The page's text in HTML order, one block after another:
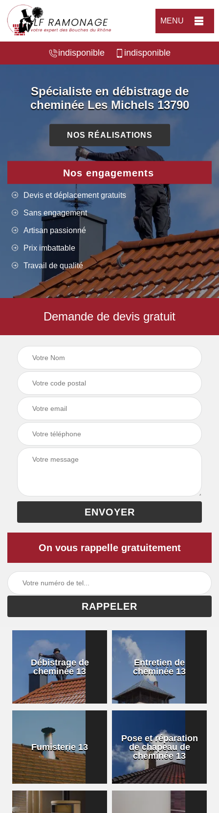
MENU
indisponible indisponible
Spécialiste en débistrage de
cheminée Les Michels 13790
NOS RÉALISATIONS
Nos engagements
Devis et déplacement gratuits
Sans engagement
Artisan passionné
Prix imbattable
Travail de qualité
Demande de devis gratuit
On vous rappelle gratuitement
Débistrage de
cheminée 13
Entretien de
cheminée 13
Fumisterie 13
Pose et réparation
de chapeau de
cheminée 13